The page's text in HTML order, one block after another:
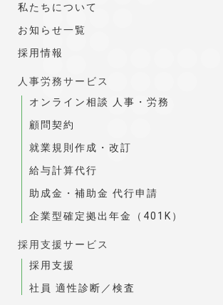
私たちについて
お知らせ一覧
採用情報
人事労務サービス
オンライン相談 人事・労務
顧問契約
就業規則作成・改訂
給与計算代行
助成金・補助金 代行申請
企業型確定拠出年金（401K）
採用支援サービス
採用支援
社員 適性診断／検査